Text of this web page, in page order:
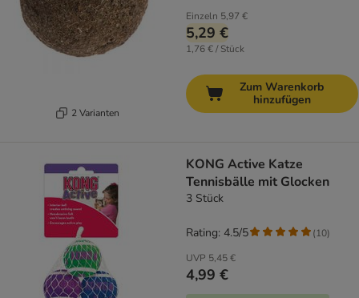
2 Varianten
Einzeln 5,97 €
5,29 €
1,76 € / Stück
Zum Warenkorb
hinzufügen
KONG Active Katze
Tennisbälle mit Glocken
3 Stück
UVP 5,45 €
4,99 €
Rating: 4.5/5 (10)